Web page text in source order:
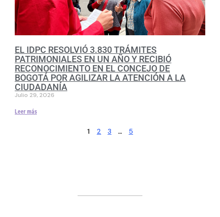
EL IDPC RESOLVIÓ 3.830 TRÁMITES
PATRIMONIALES EN UN AÑO Y RECIBIÓ
RECONOCIMIENTO EN EL CONCEJO DE
BOGOTÁ POR AGILIZAR LA ATENCIÓN A LA
CIUDADANÍA
Julio 29, 2026
Leer más
1 2 3 … 5